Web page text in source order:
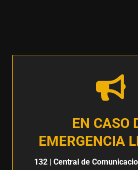
EN CASO
EMERGENCIA
132| Central de